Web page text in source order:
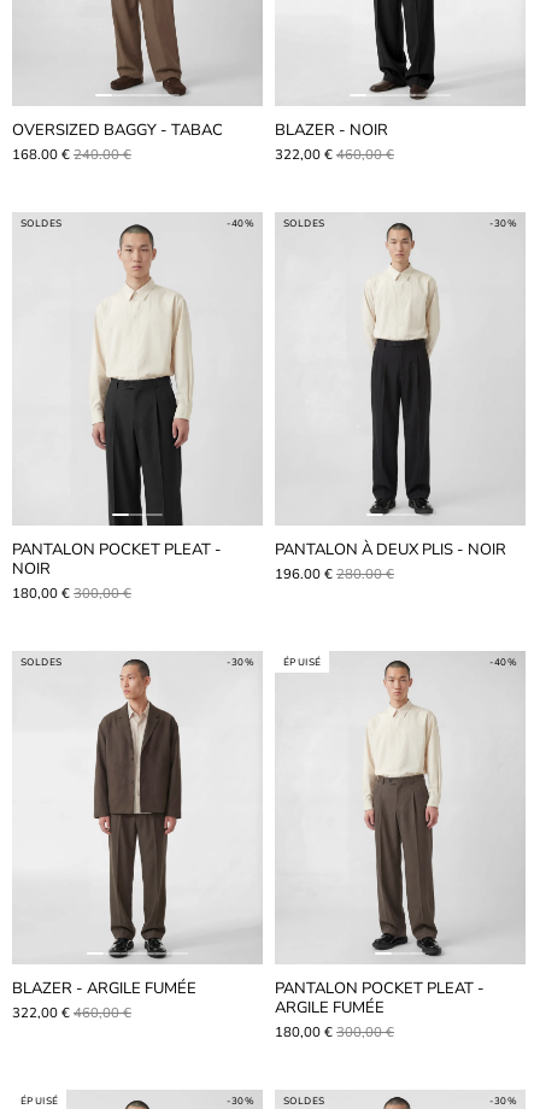
OVERSIZED BAGGY - TABAC
168.00 € 240.00 €
BLAZER - NOIR
322,00 € 460,00 €
SOLDES -40%
PANTALON POCKET PLEAT -
NOIR
180,00 € 300,00 €
SOLDES -30%
PANTALON À DEUX PLIS - NOIR
196.00 € 280.00 €
SOLDES -30%
BLAZER - ARGILE FUMÉE
322,00 € 460,00 €
ÉPUISÉ -40%
PANTALON POCKET PLEAT -
ARGILE FUMÉE
180,00 € 300,00 €
ÉPUISÉ -30% SOLDES -30%